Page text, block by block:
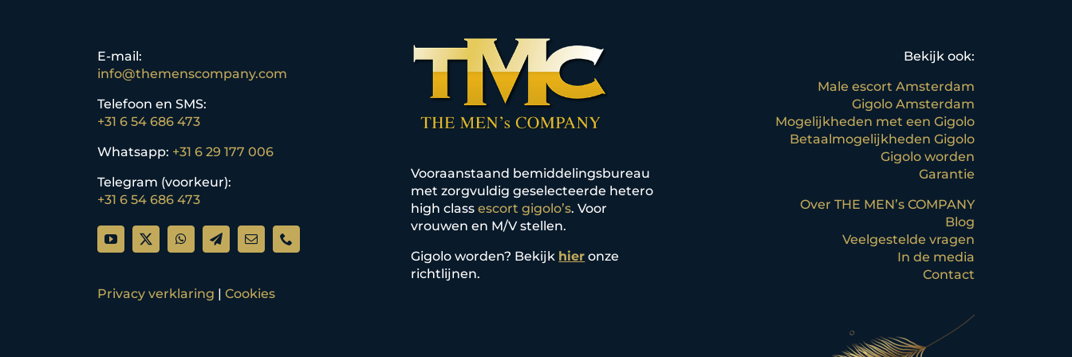
E-mail:
info@themenscompany.com
Telefoon en SMS:
+31 6 54 686 473
Whatsapp: +31 6 29 177 006
Telegram (voorkeur):
+31 6 54 686 473
Privacy verklaring | Cookies
Vooraanstaand bemiddelingsbureau
met zorgvuldig geselecteerde hetero
high classescort gigolo’s. Voor
vrouwen en M/V stellen.
Gigolo worden? Bekijk hier onze
richtlijnen.
Bekijk ook:
Male escort Amsterdam
Gigolo Amsterdam
Mogelijkheden met een Gigolo
Betaalmogelijkheden Gigolo
Gigolo worden
Garantie
Over THE MEN’s COMPANY
Blog
Veelgestelde vragen
In de media
Contact